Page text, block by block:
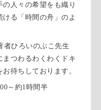
人々の希望をも織り
る「時間の舟」のよ
者ひろいのぶこ先生
まつわるわくわくドキ
待ちしております。
～約1時間半